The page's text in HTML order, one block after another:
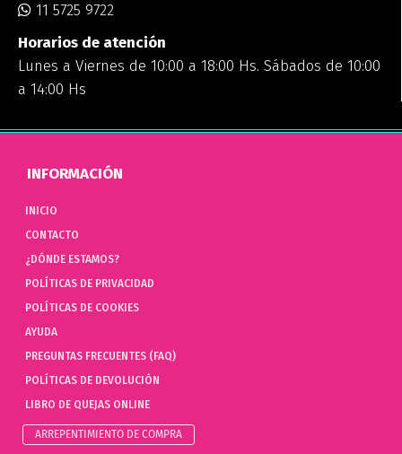
11 5725 9722
Horarios de atención
Lunes a Viernes de 10:00 a 18:00 Hs. Sábados de 10:00
a 14:00 Hs
INFORMACIÓN
INICIO
CONTACTO
¿DÓNDE ESTAMOS?
POLÍTICAS DE PRIVACIDAD
POLÍTICAS DE COOKIES
AYUDA
PREGUNTAS FRECUENTES (FAQ)
POLÍTICAS DE DEVOLUCIÓN
LIBRO DE QUEJAS ONLINE
ARREPENTIMIENTO DE COMPRA